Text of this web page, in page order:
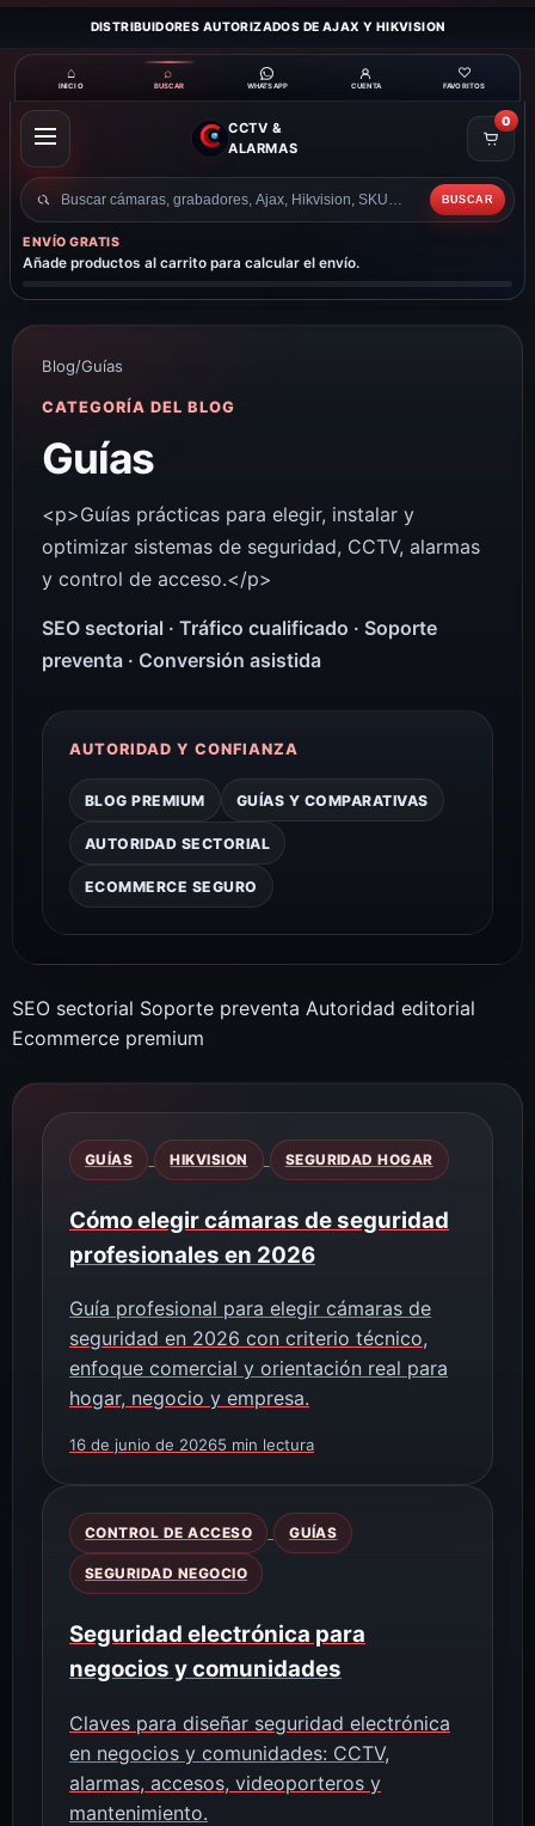
DISTRIBUIDORES AUTORIZADOS DE AJAX Y HIKVISION
⌂
INICIO
⌕
BUSCAR WHATSAPP CUENTA
♡
FAVORITOS
ABRIR
MENÚ
CCTV &
ALARMAS
Buscar
productos
BUSCAR
0
ENVÍO GRATIS
Añade productos al carrito para calcular el envío.
Blog/Guías
CATEGORÍA DEL BLOG
Guías
<p>Guías prácticas para elegir, instalar y
optimizar sistemas de seguridad, CCTV, alarmas
y control de acceso.</p>
SEO sectorial · Tráfico cualificado · Soporte
preventa · Conversión asistida
AUTORIDAD Y CONFIANZA
BLOG PREMIUM GUÍAS Y COMPARATIVAS
AUTORIDAD SECTORIAL
ECOMMERCE SEGURO
SEO sectorial Soporte preventa Autoridad editorial
Ecommerce premium
GUÍAS HIKVISION SEGURIDAD HOGAR
Cómo elegir cámaras de seguridad
profesionales en 2026
Guía profesional para elegir cámaras de
seguridad en 2026 con criterio técnico,
enfoque comercial y orientación real para
hogar, negocio y empresa.
16 de junio de 20265 min lectura
CONTROL DE ACCESO GUÍAS
SEGURIDAD NEGOCIO
Seguridad electrónica para
negocios y comunidades
Claves para diseñar seguridad electrónica
en negocios y comunidades: CCTV,
alarmas, accesos, videoporteros y
mantenimiento.